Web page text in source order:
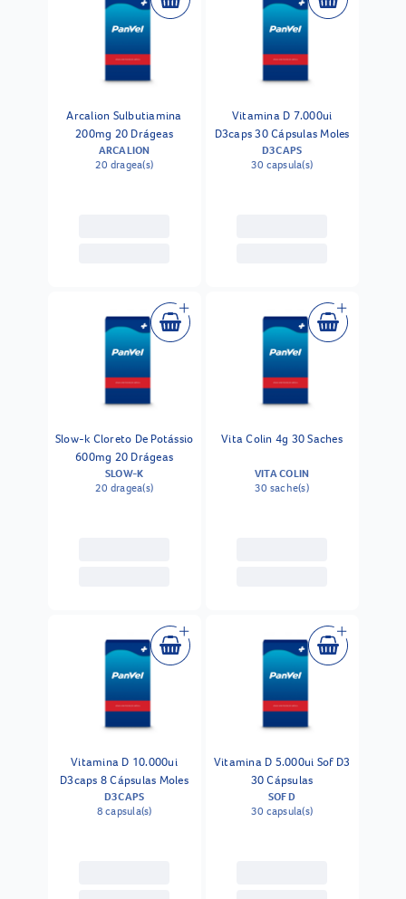
Arcalion Sulbutiamina
200mg 20 Drágeas
ARCALION
20 dragea(s)
Vitamina D 7.000ui
D3caps 30 Cápsulas Moles
D3CAPS
30 capsula(s)
Slow-k Cloreto De Potássio
600mg 20 Drágeas
SLOW-K
20 dragea(s)
Vita Colin 4g 30 Saches
VITA COLIN
30 sache(s)
Vitamina D 10.000ui
D3caps 8 Cápsulas Moles
D3CAPS
8 capsula(s)
Vitamina D 5.000ui Sof D3
30 Cápsulas
SOF D
30 capsula(s)